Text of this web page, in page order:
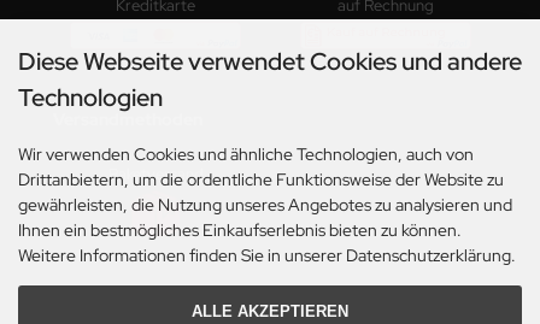
Kreditkarte auf Rechnung
Versandmethoden
Paketversand
Diese Webseite verwendet Cookies und andere
Technologien
Wir verwenden Cookies und ähnliche Technologien, auch von
Drittanbietern, um die ordentliche Funktionsweise der Website zu
gewährleisten, die Nutzung unseres Angebotes zu analysieren und
Ihnen ein bestmögliches Einkaufserlebnis bieten zu können.
Weitere Informationen finden Sie in unserer Datenschutzerklärung.
ALLE AKZEPTIEREN